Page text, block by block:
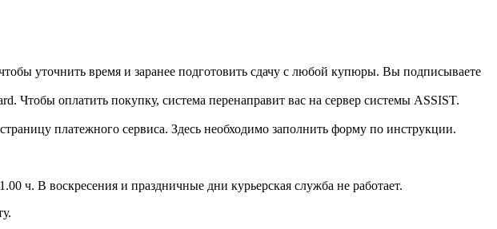
уточнить время и заранее подготовить сдачу с любой купюры. Вы подписываете
Чтобы оплатить покупку, система перенаправит вас на сервер системы ASSIST.
платежного сервиса. Здесь необходимо заполнить форму по инструкции.
ч. В воскресения и праздничные дни курьерская служба не работает.